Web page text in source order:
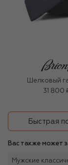
Шелковый
31 800
Быстрая
Вас также может
Мужские